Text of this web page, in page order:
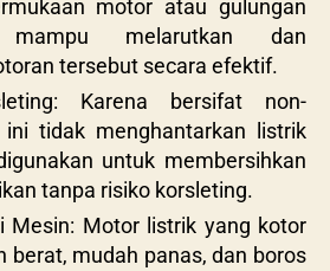
motor atau gulungan
melarutkan dan
tersebut secara efektif.
Karena bersifat non-
ini tidak menghantarkan listrik
untuk membersihkan
tanpa risiko korsleting.
Mesin: Motor listrik yang kotor
berat, mudah panas, dan boros